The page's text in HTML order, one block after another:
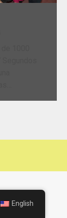
English